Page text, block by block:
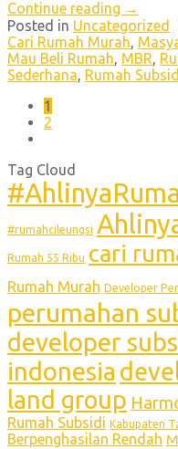
Continue reading →
Posted in Uncategorized
Cari Rumah Murah,
Mau Beli Rumah, MBR,
Sederhana, Rumah
1
2
Tag Cloud
#rumahcileungsi
Rumah 55 Ribu cari
Rumah Murah Developer
perumahan
developer
indonesia
land group
Rumah Subsidi Kabupaten
Berpenghasilan Rendah